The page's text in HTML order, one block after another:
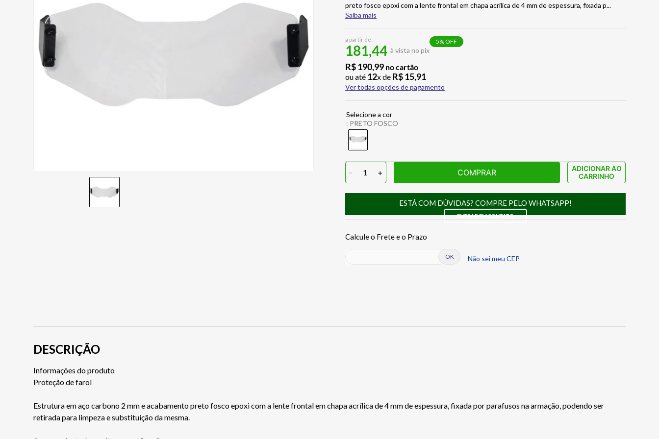
preto fosco epoxi com a lente frontal em chapa acrílica de 4 mm de espessura, fixada p...
Saiba mais
a partir de:
181,44 à vista no pix
5% OFF
R$190,99 no cartão
ou até 12x de R$15,91
Ver todas opções de pagamento
: PRETO FOSCO
- 1 + COMPRAR
ADICIONAR AO
CARRINHO
ESTÁ COM DÚVIDAS? COMPRE PELO WHATSAPP!
ENTRAR EM CONTATO
Não sei meu CEP
DESCRIÇÃO
Informações do produto
Proteção de farol
Estrutura em aço carbono 2 mm e acabamento preto fosco epoxi com a lente frontal em chapa acrílica de 4 mm de espessura, fixada por parafusos na armação, podendo ser
retirada para limpeza e substituição da mesma.
AIROH